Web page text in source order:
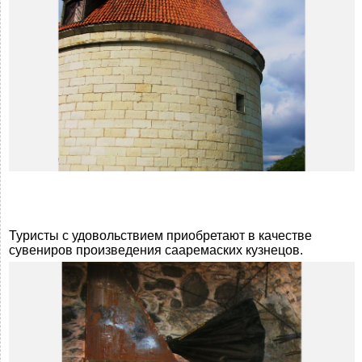
Туристы с удовольствием приобретают в качестве
сувениров произведения сааремаских кузнецов.